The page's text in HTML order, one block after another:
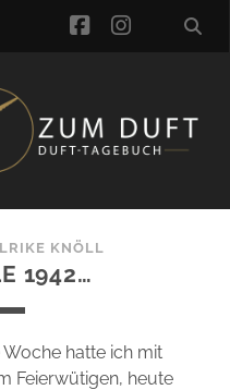
facebook
KNÖLL
1942…
Woche hatte ich mit
Feierwütigen, heute